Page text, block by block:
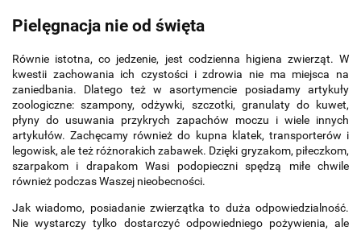
Pielęgnacja nie od święta
Równie istotna, co jedzenie, jest codzienna higiena zwierząt. W
kwestii zachowania ich czystości i zdrowia nie ma miejsca na
zaniedbania. Dlatego też w asortymencie posiadamy artykuły
zoologiczne: szampony, odżywki, szczotki, granulaty do kuwet,
płyny do usuwania przykrych zapachów moczu i wiele innych
artykułów. Zachęcamy również do kupna klatek, transporterów i
legowisk, ale też różnorakich zabawek. Dzięki gryzakom, piłeczkom,
szarpakom i drapakom Wasi podopieczni spędzą miłe chwile
również podczas Waszej nieobecności.
Jak wiadomo, posiadanie zwierzątka to duża odpowiedzialność.
Nie wystarczy tylko dostarczyć odpowiedniego pożywienia, ale